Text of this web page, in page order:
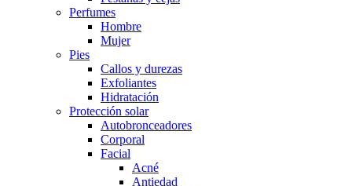
Perfumes
Hombre
Mujer
Pies
Callos y durezas
Exfoliantes
Hidratación
Protección solar
Autobronceadores
Corporal
Facial
Acné
Antiedad